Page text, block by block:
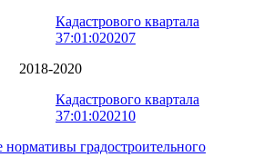
Кадастрового квартала
37:01:020207
2018-2020
Кадастрового квартала
37:01:020210
градостроительного